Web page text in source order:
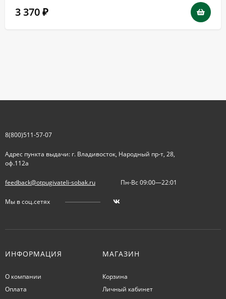
3 370 ₽
8(800)511-57-07
Адрес пункта выдачи: г. Владивосток, Народный пр-т, 28,
оф.112а
feedback@otpugivateli-sobak.ru Пн-Вс 09:00—22:01
Мы в соц.сетях
ИНФОРМАЦИЯ
О компании
Оплата
МАГАЗИН
Корзина
Личный кабинет